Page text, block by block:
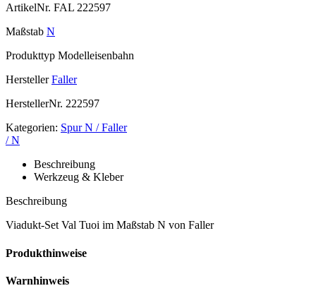
ArtikelNr. FAL 222597
Maßstab N
Produkttyp Modelleisenbahn
Hersteller Faller
HerstellerNr. 222597
Kategorien: Spur N / Faller
/ N
Beschreibung
Werkzeug & Kleber
Beschreibung
Viadukt-Set Val Tuoi im Maßstab N von Faller
Produkthinweise
Warnhinweis